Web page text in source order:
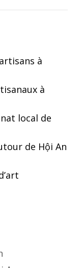
à
à
local de
de Hội An